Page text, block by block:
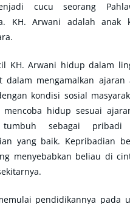
cucu seorang
KH. Arwani adalah anak
KH. Arwani hidup dalam
dalam mengamalkan ajaran
kondisi sosial
hidup sesuai
sebagai pribadi
yang baik. Kepribadian
menyebabkan beliau di
pendidikannya pada